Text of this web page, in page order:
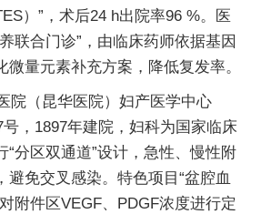
）”，术后24 h出院率96 %。医
联合门诊”，由临床药师依据基因
量元素补充方案，降低复发率。
院（昆华医院）妇产医学中心
，1897年建院，妇科为国家临床
“分区双通道”设计，急性、慢性附
避免交叉感染。特色项目“盆腔血
附件区VEGF、PDGF浓度进行定